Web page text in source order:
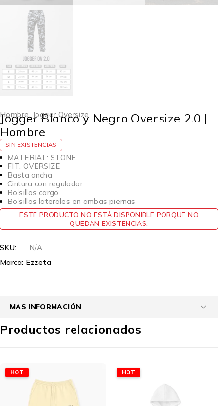
Hombre, Jogger Oversize
Jogger Blanco y Negro Oversize 2.0 |
Hombre
SIN EXISTENCIAS
MATERIAL: STONE
FIT: OVERSIZE
Basta ancha
Cintura con regulador
Bolsillos cargo
Bolsillos laterales en ambas piernas
ESTE PRODUCTO NO ESTÁ DISPONIBLE PORQUE NO
QUEDAN EXISTENCIAS.
SKU:
N/A
Marca: Ezzeta
MAS INFORMACIÓN
Productos relacionados
HOT HOT